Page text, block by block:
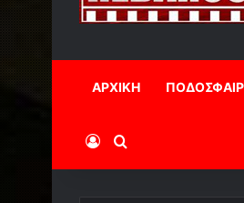
ΑΡΧΙΚΗ
Log InΑναζήτηση